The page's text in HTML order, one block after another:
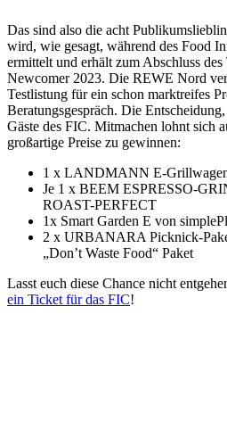
Das sind also die acht
wird, wie gesagt, während des Food
ermittelt und erhält zum Abschluss
Newcomer 2023. Die REWE Nord
Testlistung für ein schon marktreifes
Beratungsgespräch. Die
Gäste des FIC. Mitmachen lohnt sich
großartige Preise zu gewinnen:
1 x LANDMANN E-
Je 1 x BEEM ESPRESSO-
ROAST-PERFECT
1x Smart Garden E von
2 x URBANARA Picknick-
„Don’t Waste Food“ Paket
Lasst euch diese Chance nicht
ein Ticket für das FIC!